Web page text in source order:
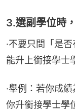
3.選副學位時
·不要只問「是
能升上銜接學士
·舉例：若你成
你升銜接學士學